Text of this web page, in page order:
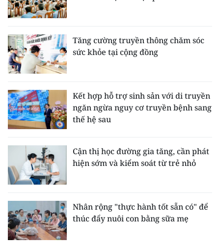
Tăng cường truyền thông chăm sóc
sức khỏe tại cộng đồng
Kết hợp hỗ trợ sinh sản với di truyền
ngăn ngừa nguy cơ truyền bệnh sang
thế hệ sau
Cận thị học đường gia tăng, cần phát
hiện sớm và kiểm soát từ trẻ nhỏ
Nhân rộng "thực hành tốt sẵn có" để
thúc đẩy nuôi con bằng sữa mẹ